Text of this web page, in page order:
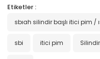
Etiketler :
sbıah silindir başlı itici pim /
sbi itici pim